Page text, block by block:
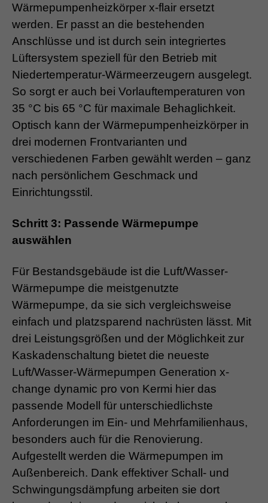
Wärmepumpenheizkörper x-flair ersetzt
werden. Er passt an die bestehenden
Anschlüsse und ist durch sein integriertes
Lüftersystem speziell für den Betrieb mit
Niedertemperatur-Wärmeerzeugern ausgelegt.
So sorgt er auch bei Vorlauftemperaturen von
35 °C bis 65 °C für maximale Behaglichkeit.
Optisch kann der Wärmepumpenheizkörper in
drei modernen Frontvarianten und
verschiedenen Farben gewählt werden – ganz
nach persönlichem Geschmack und
Einrichtungsstil.
Schritt 3: Passende Wärmepumpe
auswählen
Für Bestandsgebäude ist die Luft/Wasser-
Wärmepumpe die meistgenutzte
Wärmepumpe, da sie sich vergleichsweise
einfach und platzsparend nachrüsten lässt. Mit
drei Leistungsgrößen und der Möglichkeit zur
Kaskadenschaltung bietet die neueste
Luft/Wasser-Wärmepumpen Generation x-
change dynamic pro von Kermi hier das
passende Modell für unterschiedlichste
Anforderungen im Ein- und Mehrfamilienhaus,
besonders auch für die Renovierung.
Aufgestellt werden die Wärmepumpen im
Außenbereich. Dank effektiver Schall- und
Schwingungsdämpfung arbeiten sie dort